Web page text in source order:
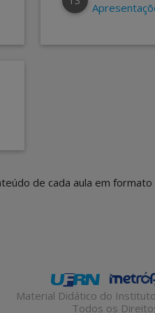
de cada aula em formato
Material Didático do
Todos os